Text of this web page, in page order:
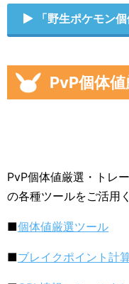
「野生ポケモン
PvP個体値
PvP個体値厳選・トレ
の各種ツールをご活用
■個体値厳選ツール
■ブレイクポイント計